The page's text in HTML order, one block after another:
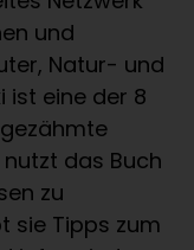
und
Natur- und
ist eine der 8
das Buch
zu
sie Tipps zum